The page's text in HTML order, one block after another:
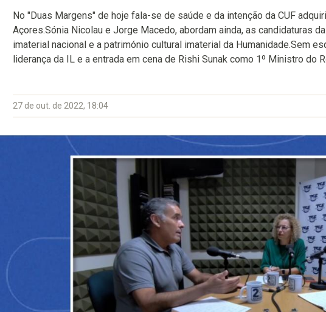
No "Duas Margens" de hoje fala-se de saúde e da intenção da CUF
Açores.Sónia Nicolau e Jorge Macedo, abordam ainda, as candidaturas
imaterial nacional e a património cultural imaterial da Humanidade.Sem
liderança da IL e a entrada em cena de Rishi Sunak como 1º Ministro do
27 de out. de 2022, 18:04